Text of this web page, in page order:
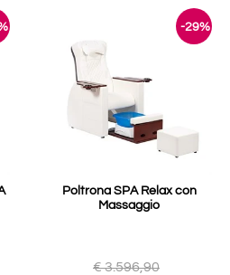
-29%
Poltrona SPA Relax con
Massaggio
€ 3.596,90